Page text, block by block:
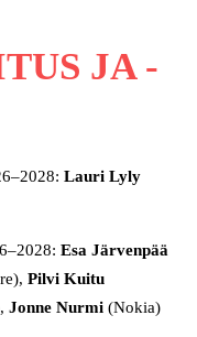
JA -
Lauri Lyly
Esa Järvenpää
Pilvi Kuitu
Jonne Nurmi (Nokia)